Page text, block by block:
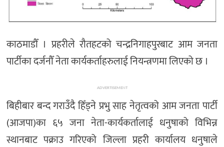
राशिफल
English
काठमाडौँ । प्रहरीले रौतहटको चन्द्रनिगाहपुरबाट आम जनता
पार्टीका दर्जनौँ नेता कार्यकर्ताहरुलाई नियन्त्रणमा लिएको छ ।
ADVERTISEMENT
बिहीबार बन्द गराउँदै हिँड्ने प्रभु साह नेतृत्वको आम जनता पार्टी
(आजपा)का ६५ जना नेता-कार्यकर्तालाई धनुषाको विभिन्न
स्थानबाट पक्राउ गरिएको जिल्ला प्रहरी कार्यालय धनुषाले